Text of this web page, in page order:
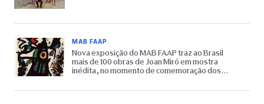
MAB FAAP
Nova exposição do MAB FAAP traz ao Brasil
mais de 100 obras de Joan Miró em mostra
inédita, no momento de comemoração dos